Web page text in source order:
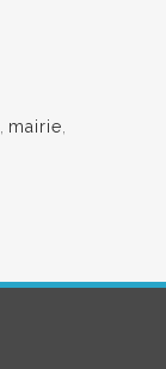
mairie